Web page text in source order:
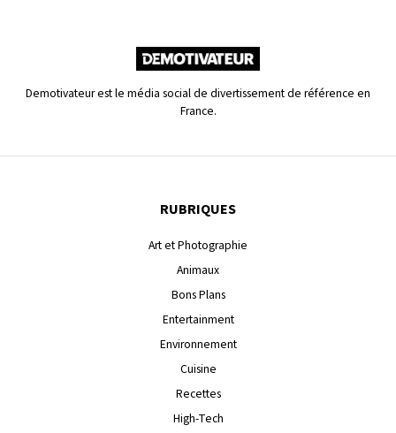
Demotivateur est le média social de divertissement de référence en
France.
RUBRIQUES
Art et Photographie
Animaux
Bons Plans
Entertainment
Environnement
Cuisine
Recettes
High-Tech